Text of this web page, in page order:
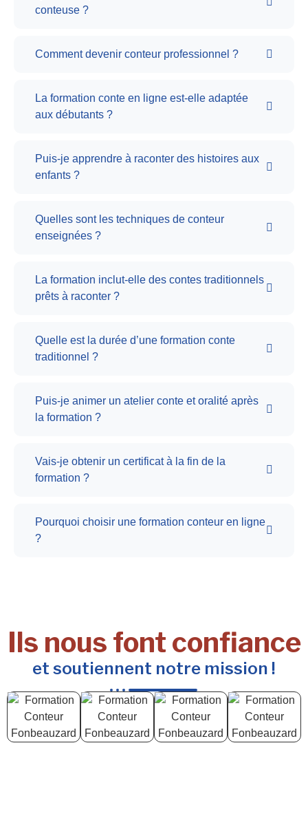
conteuse ?
Comment devenir conteur professionnel ?
La formation conte en ligne est-elle adaptée
aux débutants ?
Puis-je apprendre à raconter des histoires aux
enfants ?
Quelles sont les techniques de conteur
enseignées ?
La formation inclut-elle des contes traditionnels
prêts à raconter ?
Quelle est la durée d’une formation conte
traditionnel ?
Puis-je animer un atelier conte et oralité après
la formation ?
Vais-je obtenir un certificat à la fin de la
formation ?
Pourquoi choisir une formation conteur en ligne
?
Ils nous font confiance
et soutiennent notre mission !